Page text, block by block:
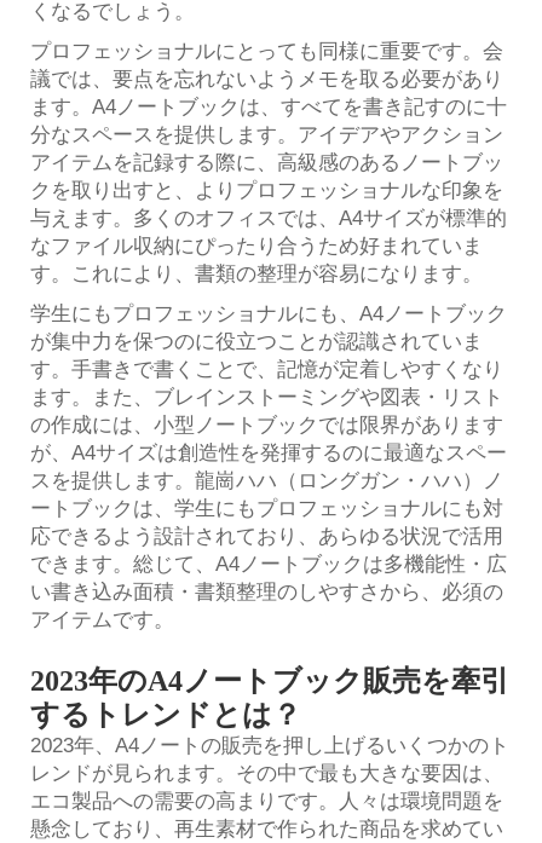
くなるでしょう。
プロフェッショナルにとっても同様に重要です。会
議では、要点を忘れないようメモを取る必要があり
ます。A4ノートブックは、すべてを書き記すのに十
分なスペースを提供します。アイデアやアクション
アイテムを記録する際に、高級感のあるノートブッ
クを取り出すと、よりプロフェッショナルな印象を
与えます。多くのオフィスでは、A4サイズが標準的
なファイル収納にぴったり合うため好まれていま
す。これにより、書類の整理が容易になります。
学生にもプロフェッショナルにも、A4ノートブック
が集中力を保つのに役立つことが認識されていま
す。手書きで書くことで、記憶が定着しやすくなり
ます。また、ブレインストーミングや図表・リスト
の作成には、小型ノートブックでは限界があります
が、A4サイズは創造性を発揮するのに最適なスペー
スを提供します。龍崗ハハ（ロングガン・ハハ）ノ
ートブックは、学生にもプロフェッショナルにも対
応できるよう設計されており、あらゆる状況で活用
できます。総じて、A4ノートブックは多機能性・広
い書き込み面積・書類整理のしやすさから、必須の
アイテムです。
2023年のA4ノートブック販売を牽引
するトレンドとは？
2023年、A4ノートの販売を押し上げるいくつかのト
レンドが見られます。その中で最も大きな要因は、
エコ製品への需要の高まりです。人々は環境問題を
懸念しており、再生素材で作られた商品を求めてい